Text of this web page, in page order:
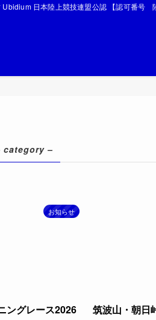
Ubidium 日本陸上競技連盟公認 【認可番号
category –
お知らせ
ングレース2026 筑波山・朝日